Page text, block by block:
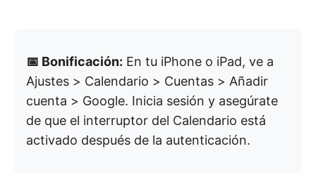
📅 Bonificación: En tu iPhone o iPad, ve a
Ajustes > Calendario > Cuentas > Añadir
cuenta > Google. Inicia sesión y asegúrate
de que el interruptor del Calendario está
activado después de la autenticación.